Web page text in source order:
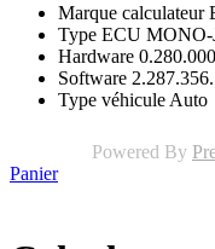
Marque calculateur
Type ECU
Hardware
Software
Type véhicule Auto
Powered By
Panier